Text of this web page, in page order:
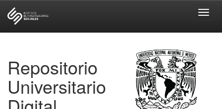
Repositorio
Universitario